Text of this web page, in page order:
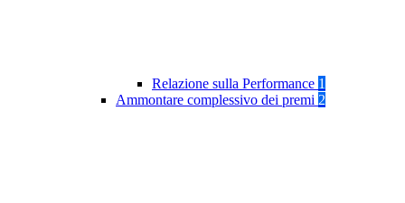
Relazione sulla Performance 1
Ammontare complessivo dei premi 2